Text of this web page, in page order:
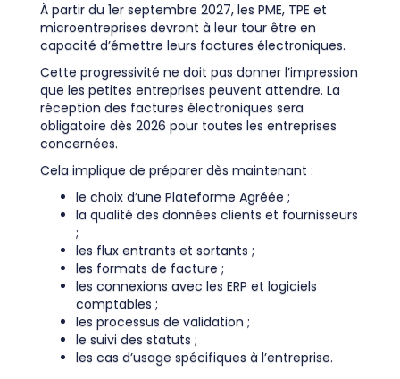
À partir du 1er septembre 2027, les PME, TPE et
microentreprises devront à leur tour être en
capacité d’émettre leurs factures électroniques.
Cette progressivité ne doit pas donner l’impression
que les petites entreprises peuvent attendre. La
réception des factures électroniques sera
obligatoire dès 2026 pour toutes les entreprises
concernées.
Cela implique de préparer dès maintenant :
le choix d’une Plateforme Agréée ;
la qualité des données clients et fournisseurs
;
les flux entrants et sortants ;
les formats de facture ;
les connexions avec les ERP et logiciels
comptables ;
les processus de validation ;
le suivi des statuts ;
les cas d’usage spécifiques à l’entreprise.